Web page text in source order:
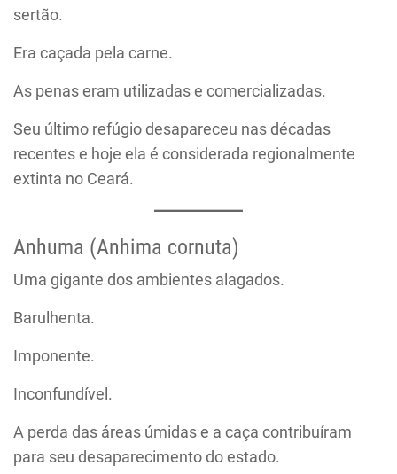
sertão.
Era caçada pela carne.
As penas eram utilizadas e comercializadas.
Seu último refúgio desapareceu nas décadas
recentes e hoje ela é considerada regionalmente
extinta no Ceará.
Anhuma (Anhima cornuta)
Uma gigante dos ambientes alagados.
Barulhenta.
Imponente.
Inconfundível.
A perda das áreas úmidas e a caça contribuíram
para seu desaparecimento do estado.